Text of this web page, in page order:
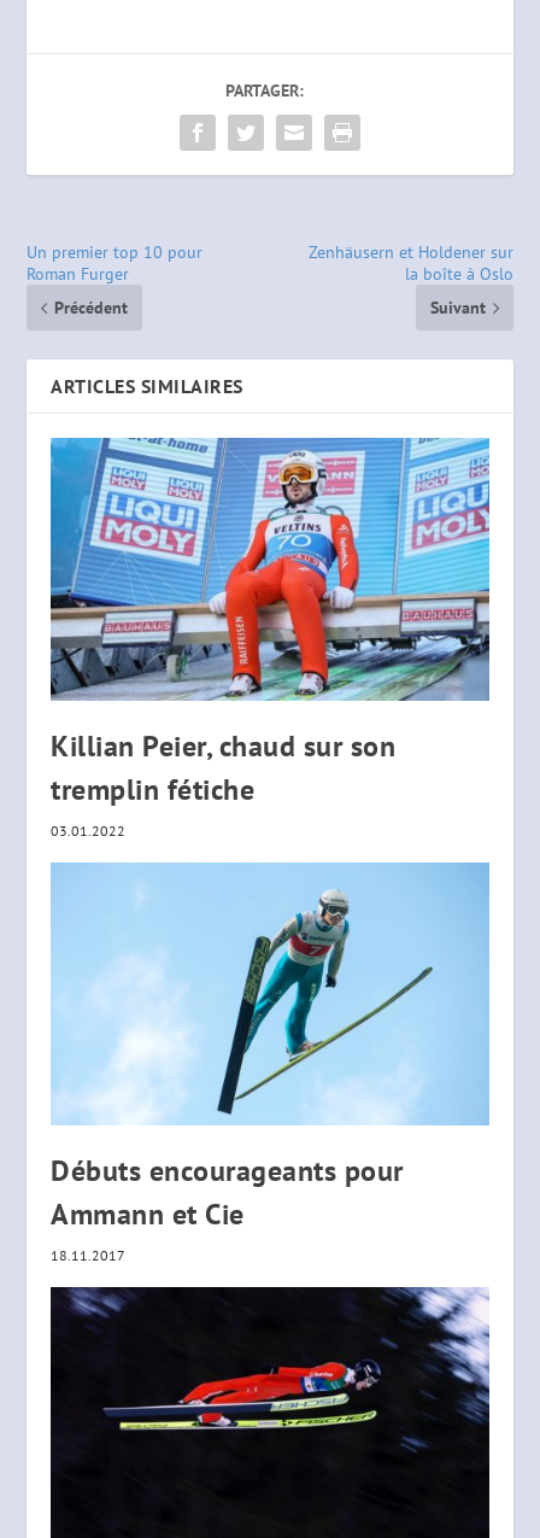
PARTAGER:
Un premier top 10 pour
Roman Furger
Précédent
Zenhäusern et Holdener sur
la boîte à Oslo
Suivant
ARTICLES SIMILAIRES
Killian Peier, chaud sur son
tremplin fétiche
03.01.2022
Débuts encourageants pour
Ammann et Cie
18.11.2017